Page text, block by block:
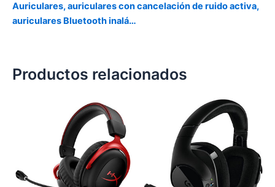
Auriculares, auriculares con cancelación de ruido activa,
auriculares Bluetooth inalá…
Productos relacionados